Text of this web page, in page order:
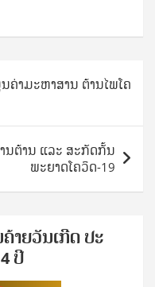
າມະຫາສານ ຕ້ານໄພໂຄ
ນຕ້ານ ແລະ ສະກັດກັ້ນ
ພະຍາດໂຄວິດ-19
າຍ​ວັນ​ເກີດ ປ​ະ​
ປີ